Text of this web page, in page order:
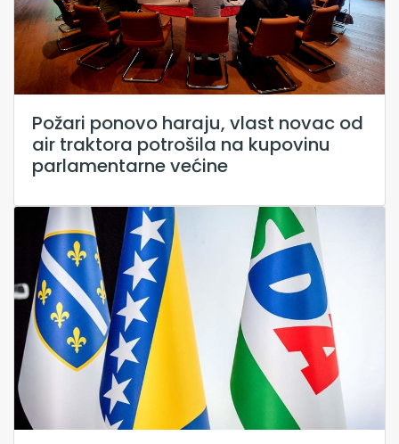
Požari ponovo haraju, vlast novac od
air traktora potrošila na kupovinu
parlamentarne većine